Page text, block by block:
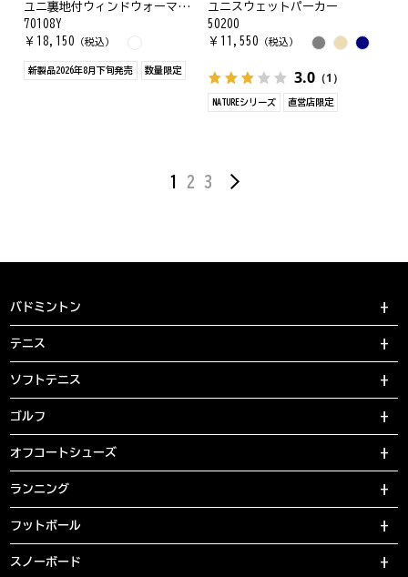
ユニ裏地付ウィンドウォーマーシャツ
70108Y
￥ 18,150 （税込）
新製品2026年8月下旬発売 数量限定
ユニスウェットパーカー
50200
￥ 11,550 （税込）
3.0（1）
NATUREシリーズ 直営店限定
1 2 3
バドミントン
テニス
ソフトテニス
ゴルフ
オフコートシューズ
ランニング
フットボール
スノーボード